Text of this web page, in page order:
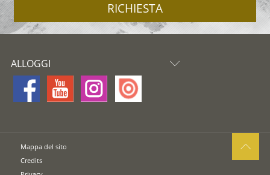
RICHIESTA
ALLOGGI
Mappa del sito
Credits